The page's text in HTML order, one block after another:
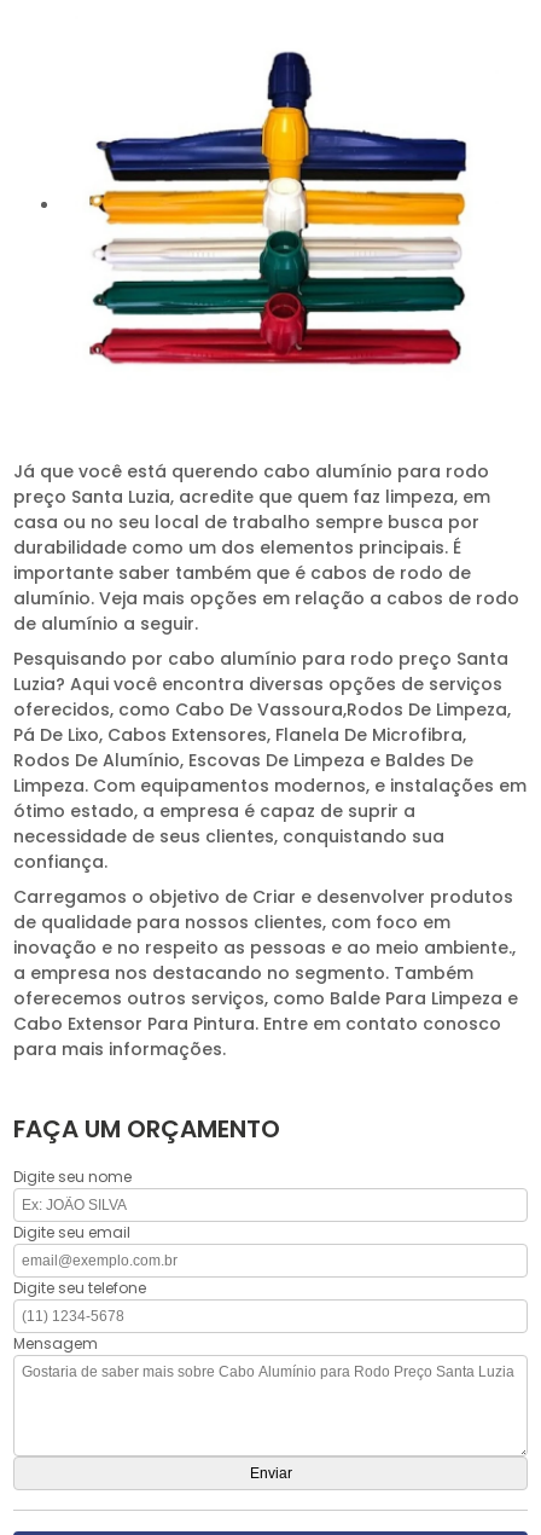
Já que você está querendo cabo alumínio para rodo
preço Santa Luzia, acredite que quem faz limpeza, em
casa ou no seu local de trabalho sempre busca por
durabilidade como um dos elementos principais. É
importante saber também que é cabos de rodo de
alumínio. Veja mais opções em relação a cabos de rodo
de alumínio a seguir.
Pesquisando por cabo alumínio para rodo preço Santa
Luzia? Aqui você encontra diversas opções de serviços
oferecidos, como Cabo De Vassoura,Rodos De Limpeza,
Pá De Lixo, Cabos Extensores, Flanela De Microfibra,
Rodos De Alumínio, Escovas De Limpeza e Baldes De
Limpeza. Com equipamentos modernos, e instalações em
ótimo estado, a empresa é capaz de suprir a
necessidade de seus clientes, conquistando sua
confiança.
Carregamos o objetivo de Criar e desenvolver produtos
de qualidade para nossos clientes, com foco em
inovação e no respeito as pessoas e ao meio ambiente.,
a empresa nos destacando no segmento. Também
oferecemos outros serviços, como Balde Para Limpeza e
Cabo Extensor Para Pintura. Entre em contato conosco
para mais informações.
FAÇA UM ORÇAMENTO
Digite seu nome
Digite seu email
Digite seu telefone
Mensagem